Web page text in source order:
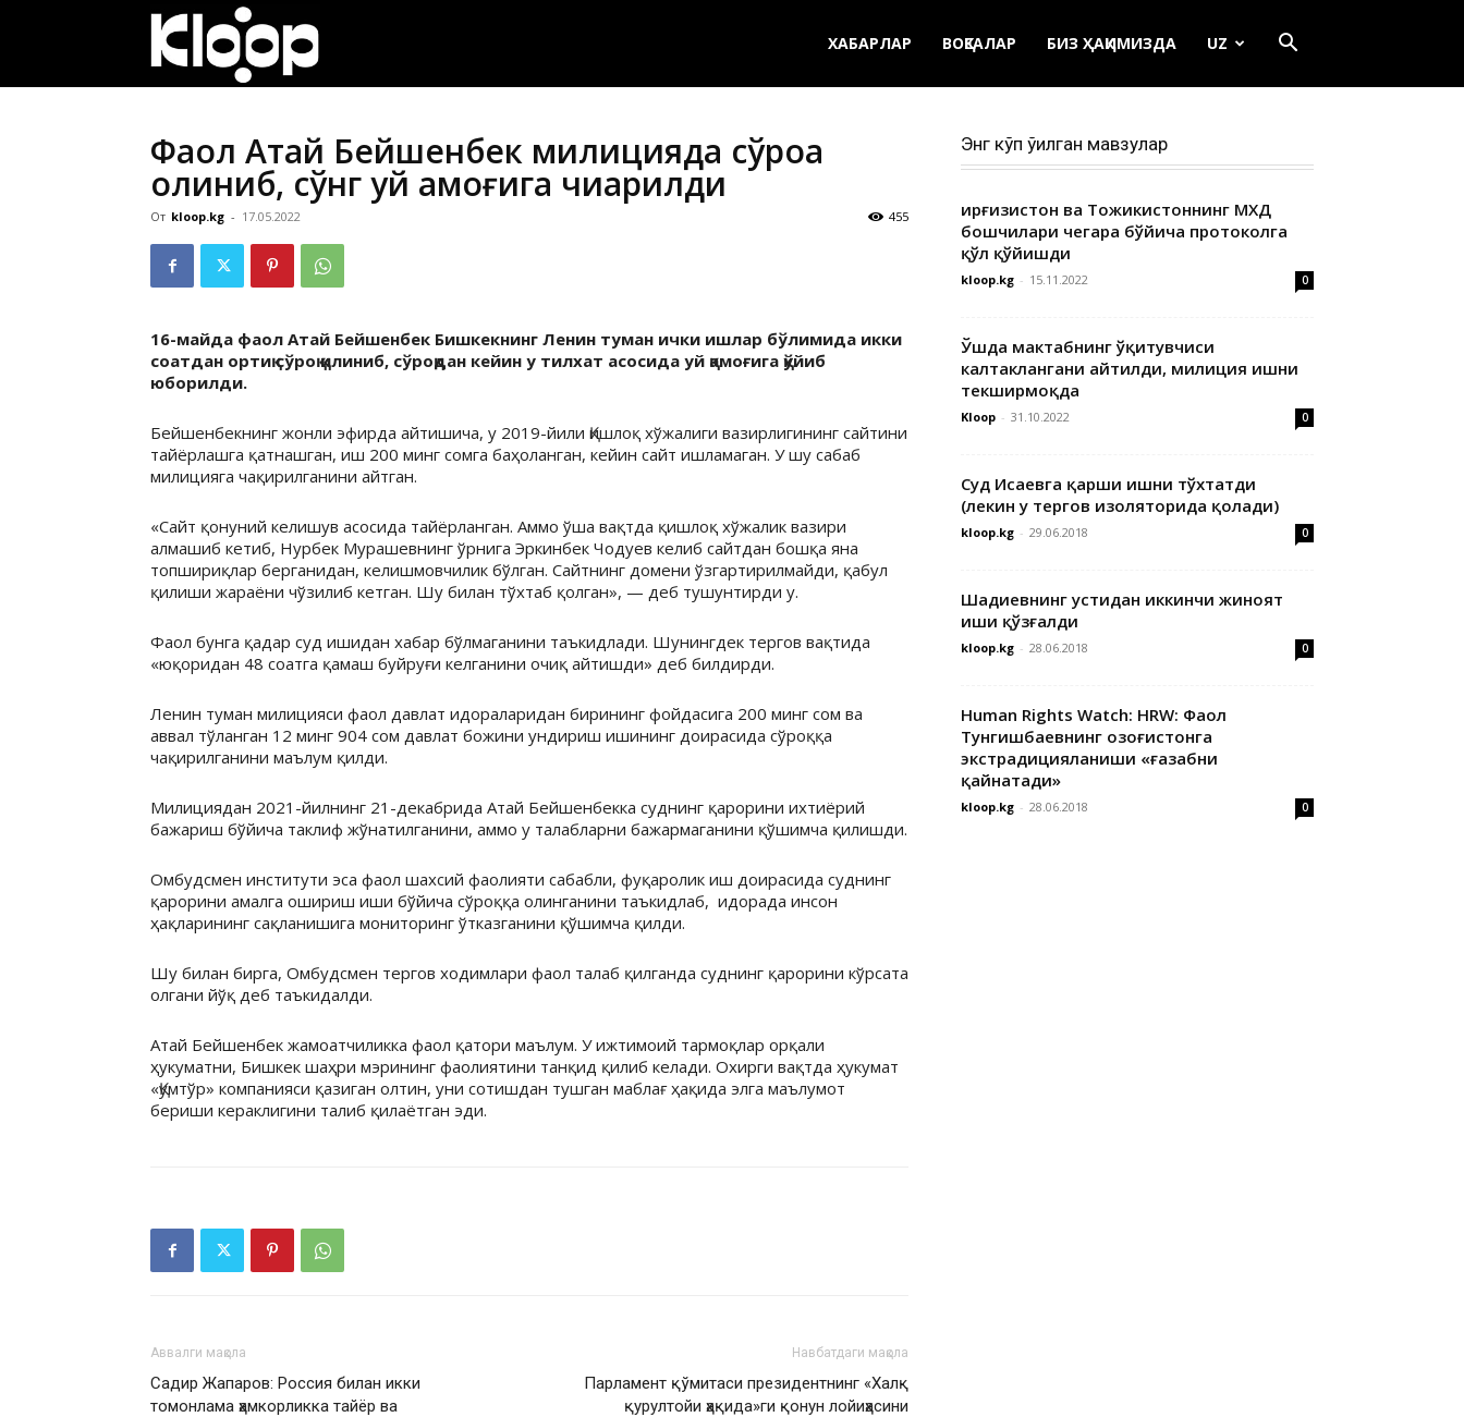
ХАБАРЛАР ВОҚЕАЛАР БИЗ ҲАҚИМИЗДА UZ
Фаол Атай Бейшенбек милицияда сўроққа
олиниб, сўнг уй қамоғига чиқарилди
От kloop.kg - 17.05.2022 455
16-майда фаол Атай Бейшенбек Бишкекнинг Ленин туман ички ишлар бўлимида икки
соатдан ортиқ сўроқ қилиниб, сўроқдан кейин у тилхат асосида уй қамоғига қўйиб
юборилди.
Бейшенбекнинг жонли эфирда айтишича, у 2019-йили Қишлоқ хўжалиги вазирлигининг сайтини
тайёрлашга қатнашган, иш 200 минг сомга баҳоланган, кейин сайт ишламаган. У шу сабаб
милицияга чақирилганини айтган.
«Сайт қонуний келишув асосида тайёрланган. Аммо ўша вақтда қишлоқ хўжалик вазири
алмашиб кетиб, Нурбек Мурашевнинг ўрнига Эркинбек Чодуев келиб сайтдан бошқа яна
топшириқлар берганидан, келишмовчилик бўлган. Сайтнинг домени ўзгартирилмайди, қабул
қилиши жараёни чўзилиб кетган. Шу билан тўхтаб қолган», — деб тушунтирди у.
Фаол бунга қадар суд ишидан хабар бўлмаганини таъкидлади. Шунингдек тергов вақтида
«юқоридан 48 соатга қамаш буйруғи келганини очиқ айтишди» деб билдирди.
Ленин туман милицияси фаол давлат идораларидан бирининг фойдасига 200 минг сом ва
аввал тўланган 12 минг 904 сом давлат божини ундириш ишининг доирасида сўроққа
чақирилганини маълум қилди.
Милициядан 2021-йилнинг 21-декабрида Атай Бейшенбекка суднинг қарорини ихтиёрий
бажариш бўйича таклиф жўнатилганини, аммо у талабларни бажармаганини қўшимча қилишди.
Омбудсмен институти эса фаол шахсий фаолияти сабабли, фуқаролик иш доирасида суднинг
қарорини амалга ошириш иши бўйича сўроққа олинганини таъкидлаб, идорада инсон
ҳақларининг сақланишига мониторинг ўтказганини қўшимча қилди.
Шу билан бирга, Омбудсмен тергов ходимлари фаол талаб қилганда суднинг қарорини кўрсата
олгани йўқ деб таъкидалди.
Атай Бейшенбек жамоатчиликка фаол қатори маълум. У ижтимоий тармоқлар орқали
ҳукуматни, Бишкек шаҳри мэрининг фаолиятини танқид қилиб келади. Охирги вақтда ҳукумат
«Қумтўр» компанияси қазиган олтин, уни сотишдан тушган маблағ ҳақида элга маълумот
бериши кераклигини талиб қилаётган эди.
Аввалги мақола
Садир Жапаров: Россия билан икки
томонлама ҳамкорликка тайёр ва
Навбатдаги мақола
Парламент қўмитаси президентнинг «Халқ
қурултойи ҳақида»ги қонун лойиҳасини
Энг кўп ўқилган мавзулар
Қирғизистон ва Тожикистоннинг МХДҚ
бошчилари чегара бўйича протоколга
қўл қўйишди
kloop.kg - 15.11.2022 0
Ўшда мактабнинг ўқитувчиси
калтаклангани айтилди, милиция ишни
текширмоқда
Kloop - 31.10.2022 0
Суд Исаевга қарши ишни тўхтатди
(лекин у тергов изоляторида қолади)
kloop.kg - 29.06.2018 0
Шадиевнинг устидан иккинчи жиноят
иши қўзғалди
kloop.kg - 28.06.2018 0
Human Rights Watch: HRW: Фаол
Тунгишбаевнинг Қозоғистонга
экстрадицияланиши «ғазабни
қайнатади»
kloop.kg - 28.06.2018 0